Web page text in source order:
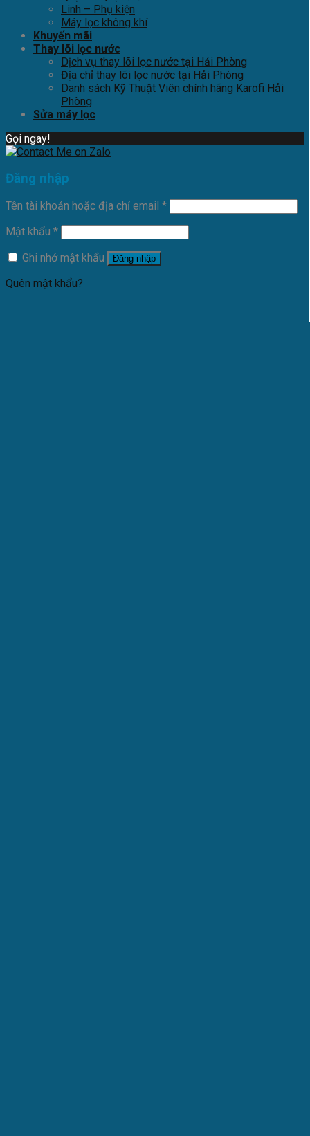
Linh – Phụ kiện
Máy lọc không khí
Khuyến mãi
Thay lõi lọc nước
Dịch vụ thay lõi lọc nước tại Hải Phòng
Địa chỉ thay lõi lọc nước tại Hải Phòng
Danh sách Kỹ Thuật Viên chính hãng Karofi Hải
Phòng
Sửa máy lọc
Gọi ngay!
Đăng nhập
Tên tài khoản hoặc địa chỉ email *
Mật khẩu *
Ghi nhớ mật khẩu
Đăng nhập
Quên mật khẩu?